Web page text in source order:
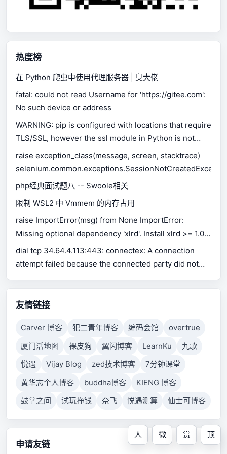
热度榜
在 Python 爬虫中使用代理服务器 | 臭大佬
fatal: could not read Username for 'https://gitee.com':
No such device or address
WARNING: pip is configured with locations that require
TLS/SSL, however the ssl module in Python is not
available.
raise exception_class(message, screen, stacktrace)
php经典面试题八 -- Swoole相关
限制 WSL2 中 Vmmem 的内存占用
raise ImportError(msg) from None ImportError:
Missing optional dependency 'xlrd'. Install xlrd >= 1.0.0
for Excel support Use pip or conda to install xlrd.
dial tcp 34.64.4.113:443: connectex: A connection
attempt failed because the connected party did not
connection failed because connected host has failed
to respond.
友情链接
Carver 博客 犯二青年博客 编码会馆
overtrue
厦门活地图
裸皮狗 翼闪博客 LearnKu
九歌
悦遇
Vijay Blog zed技术博客
7分钟课堂
黄华志个人博客
buddha博客
KIENG 博客
鼓掌之间
试玩挣钱 奈飞 悦遇测算 仙士可博客
申请友链
人 微 赏 顶